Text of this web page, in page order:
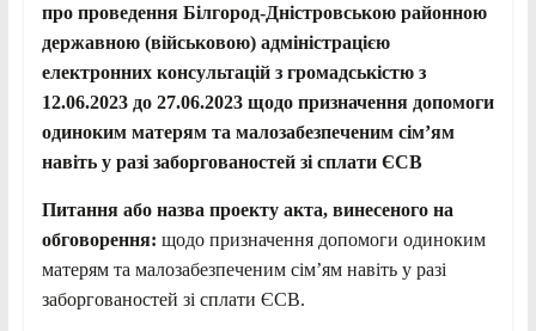
про проведення Білгород-Дністровською районною
державною (військовою) адміністрацією
електронних консультацій з громадськістю з
12.06.2023 до 27.06.2023 щодо призначення допомоги
одиноким матерям та малозабезпеченим сім’ям
навіть у разі заборгованостей зі сплати ЄСВ
Питання або назва проекту акта, винесеного на
обговорення: щодо призначення допомоги одиноким
матерям та малозабезпеченим сім’ям навіть у разі
заборгованостей зі сплати ЄСВ.